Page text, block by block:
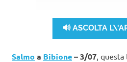
🔊 ASCOLTA
Salmo a Bibione– 3/07 ,